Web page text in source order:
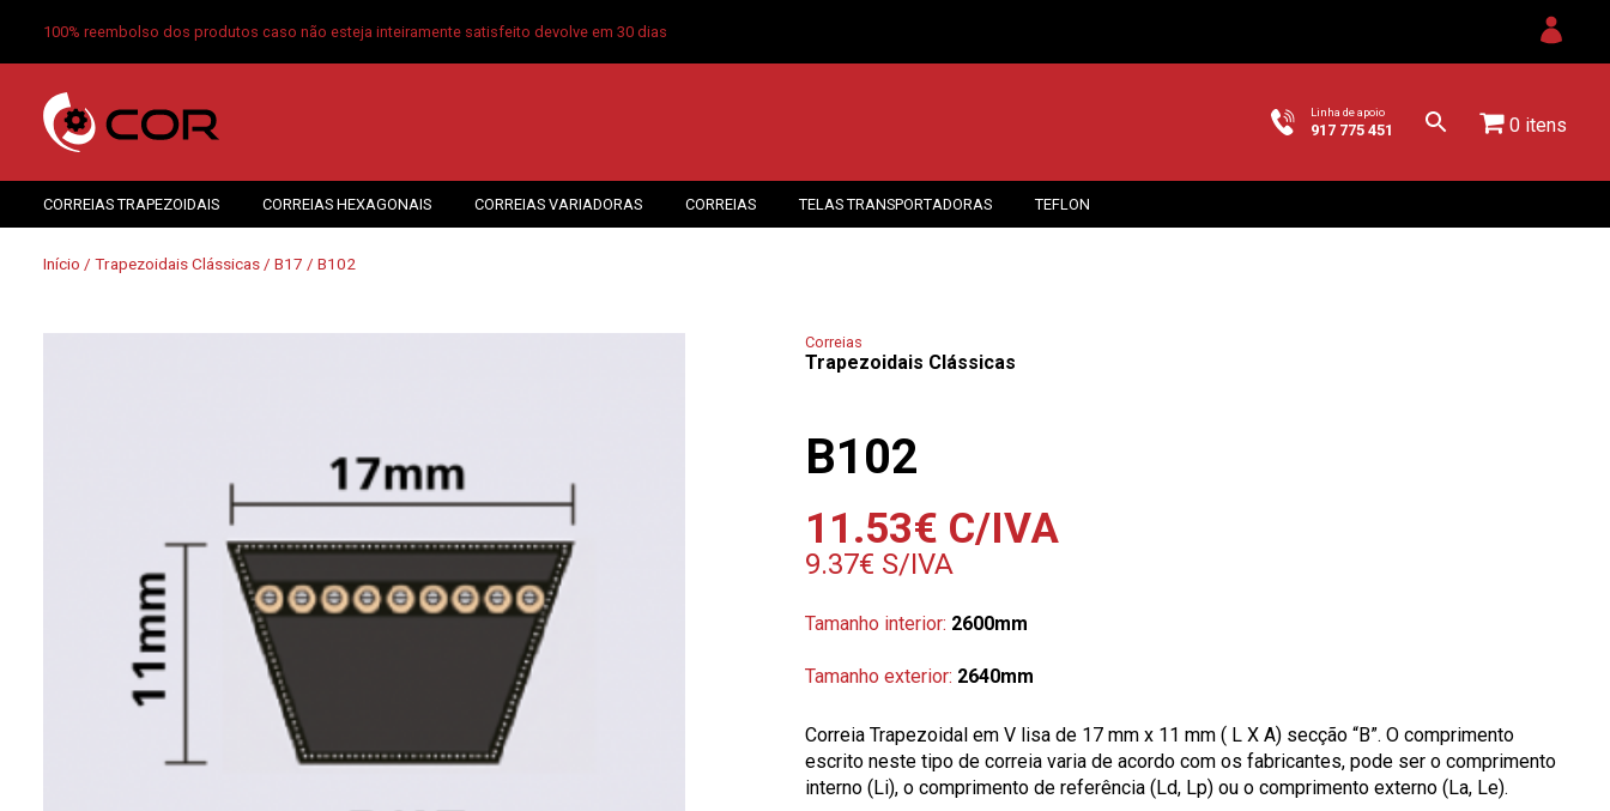
100% reembolso dos produtos caso não esteja inteiramente satisfeito devolve em 30 dias
Linha de apoio
917 775 451 0 itens
CORREIAS TRAPEZOIDAIS CORREIAS HEXAGONAIS CORREIAS VARIADORAS CORREIAS TELAS TRANSPORTADORAS TEFLON
Início / Trapezoidais Clássicas / B17 / B102
Correias
Trapezoidais Clássicas
B102
11.53€ C/IVA
9.37€ S/IVA
Tamanho interior: 2600mm
Tamanho exterior: 2640mm
Correia Trapezoidal em V lisa de 17 mm x 11 mm ( L X A) secção “B”. O comprimento
escrito neste tipo de correia varia de acordo com os fabricantes, pode ser o comprimento
interno (Li), o comprimento de referência (Ld, Lp) ou o comprimento externo (La, Le).